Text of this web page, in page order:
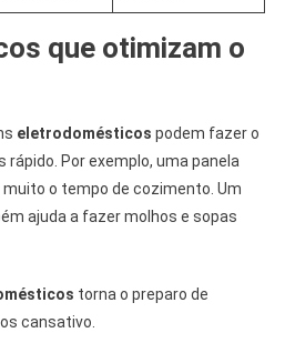
que otimizam o
eletrodomésticos podem fazer o
Por exemplo, uma panela
o tempo de cozimento. Um
ajuda a fazer molhos e sopas
torna o preparo de
cansativo.